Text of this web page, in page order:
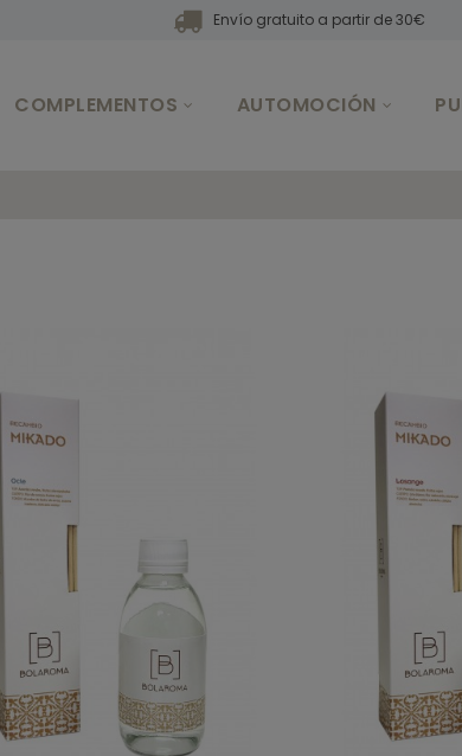
Envío gratuito a partir de 30€
COMPLEMENTOS AUTOMOCIÓN